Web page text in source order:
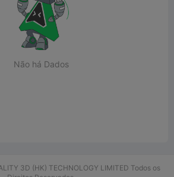
Não há Dados
3D (HK) TECHNOLOGY LIMITED Todos os